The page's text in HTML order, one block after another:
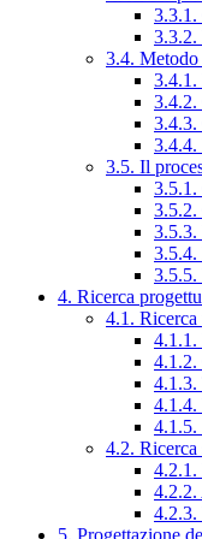
3.3.1.
3.3.2.
3.4.
3.4.1.
3.4.2.
3.4.3.
3.4.4.
3.5. Il
3.5.1.
3.5.2.
3.5.3.
3.5.4.
3.5.5.
4. Ricerca
4.1. Ricerca
4.1.1.
4.1.2.
4.1.3.
4.1.4.
4.1.5.
4.2. Ricerca
4.2.1.
4.2.2.
4.2.3.
5. Progettazione